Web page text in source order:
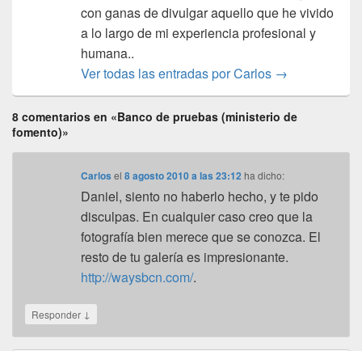
con ganas de divulgar aquello que he vivido
a lo largo de mi experiencia profesional y
humana..
Ver todas las entradas por Carlos →
8 comentarios en «Banco de pruebas (ministerio de
fomento)»
Carlos el8 agosto 2010 a las 23:12 ha dicho:
Daniel, siento no haberlo hecho, y te pido
disculpas. En cualquier caso creo que la
fotografía bien merece que se conozca. El
resto de tu galería es impresionante.
http://waysbcn.com/.
Responder ↓